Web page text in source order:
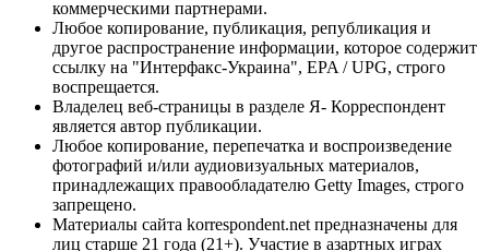
коммерческими партнерами.
Любое копирование, публикация, републикация и
другое распространение информации, которое содержит
ссылку на "Интерфакс-Украина", EPA / UPG, строго
воспрещается.
Владелец веб-страницы в разделе Я- Корреспондент
является автор публикации.
Любое копирование, перепечатка и воспроизведение
фотографий и/или аудиовизуальных материалов,
принадлежащих правообладателю Getty Images, строго
запрещено.
Материалы сайта korrespondent.net предназначены для
лиц старше 21 года (21+). Участие в азартных играх